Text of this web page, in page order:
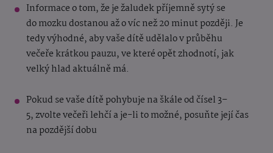
Informace o tom, že je žaludek příjemně sytý se
do mozku dostanou až o víc než 20 minut později. Je
tedy výhodné, aby vaše dítě udělalo v průběhu
večeře krátkou pauzu, ve které opět zhodnotí, jak
velký hlad aktuálně má.
Pokud se vaše dítě pohybuje na škále od čísel 3–
5, zvolte večeři lehčí a je-li to možné, posuňte její čas
na pozdější dobu